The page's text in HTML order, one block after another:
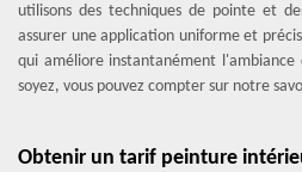
utilisons des techniques de pointe et
assurer une application uniforme et
qui améliore instantanément
soyez, vous pouvez compter sur notre
Obtenir un tarif peinture